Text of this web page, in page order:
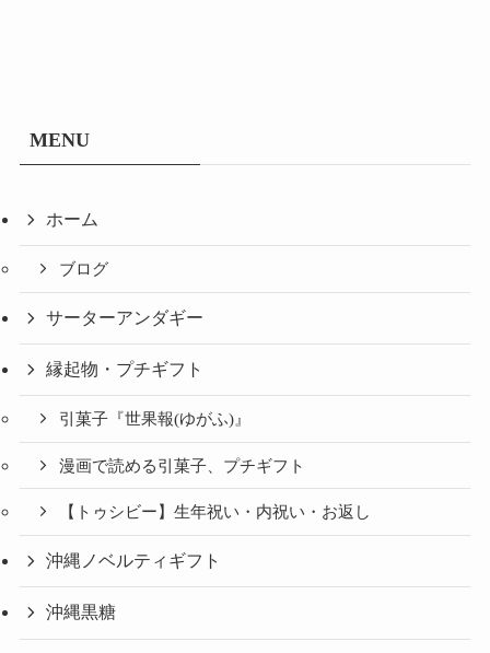
MENU
ホーム
ブログ
サーターアンダギー
縁起物・プチギフト
引菓子『世果報(ゆがふ)』
漫画で読める引菓子、プチギフト
【トゥシビー】生年祝い・内祝い・お返し
沖縄ノベルティギフト
沖縄黒糖